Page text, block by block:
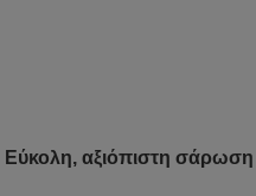
Εύκολη, αξιόπιστη